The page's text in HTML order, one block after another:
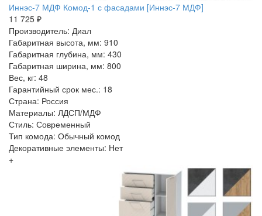
Иннэс-7 МДФ Комод-1 с фасадами [Иннэс-7 МДФ]
11 725 ₽
Производитель: Диал
Габаритная высота, мм: 910
Габаритная глубина, мм: 430
Габаритная ширина, мм: 800
Вес, кг: 48
Гарантийный срок мес.: 18
Страна: Россия
Материалы: ЛДСП/МДФ
Стиль: Современный
Тип комода: Обычный комод
Декоративные элементы: Нет
+